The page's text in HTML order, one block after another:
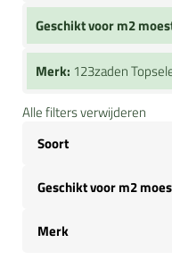
Geschikt voor m2
Merk: 123zaden
Alle filters verwijderen
Soort
Geschikt voor m2
Merk